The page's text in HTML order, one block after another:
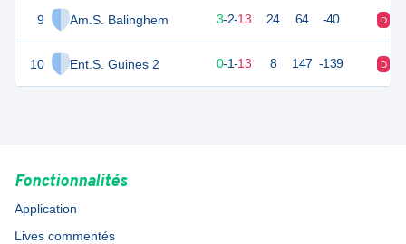
9 Am.S. Balinghem
10 Ent.S. Guines 2
11 3-2-13 24 64 -40 D
0-1-13 8 147 -139 D
Fonctionnalités
Application
Lives commentés